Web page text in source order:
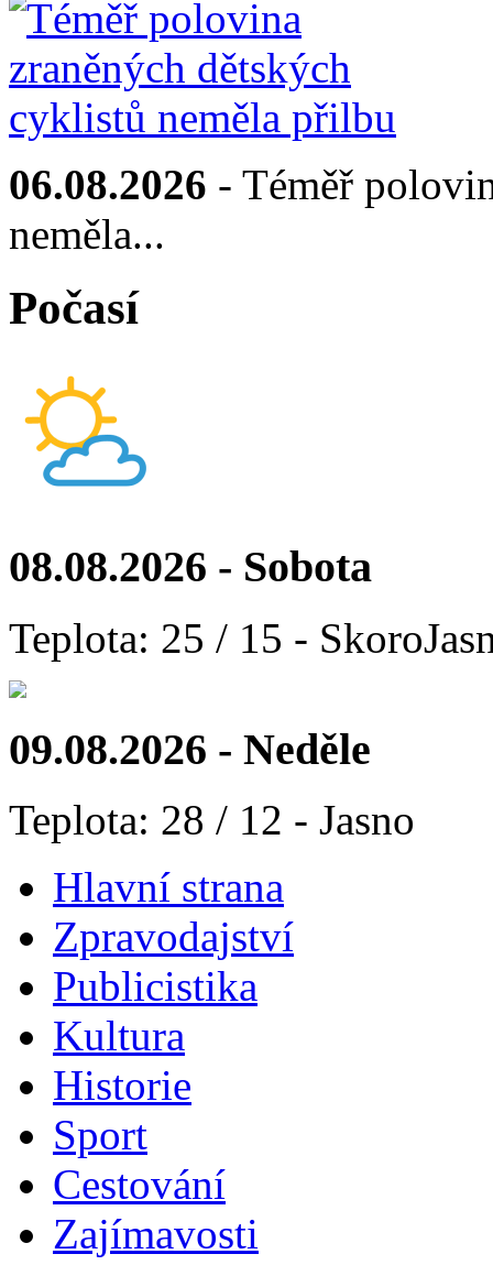
06.08.2026 - Téměř
neměla...
Počasí
08.08.2026 - Sobota
Teplota: 25 / 15 -
09.08.2026 - Neděle
Teplota: 28 / 12 - Jasno
Hlavní strana
Zpravodajství
Publicistika
Kultura
Historie
Sport
Cestování
Zajímavosti